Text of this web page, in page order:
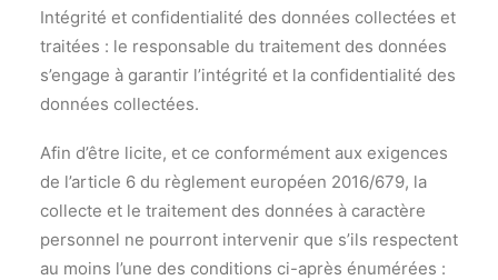
Intégrité et confidentialité des données collectées et
traitées : le responsable du traitement des données
s’engage à garantir l’intégrité et la confidentialité des
données collectées.
Afin d’être licite, et ce conformément aux exigences
de l’article 6 du règlement européen 2016/679, la
collecte et le traitement des données à caractère
personnel ne pourront intervenir que s’ils respectent
au moins l’une des conditions ci-après énumérées :